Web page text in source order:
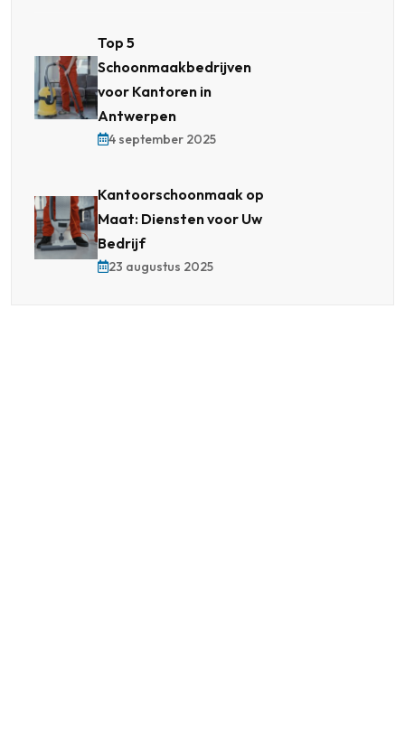
Top 5
Schoonmaakbedrijven
voor Kantoren in
Antwerpen
4 september 2025
Kantoorschoonmaak op
Maat: Diensten voor Uw
Bedrijf
23 augustus 2025